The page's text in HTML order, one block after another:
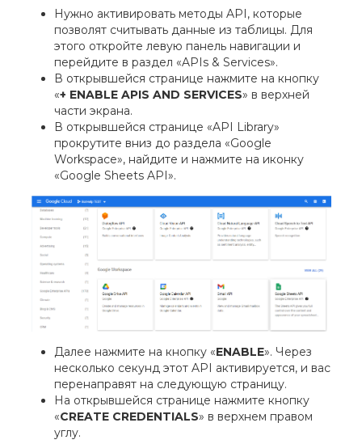
Нужно активировать методы API, которые
позволят считывать данные из таблицы. Для
этого откройте левую панель навигации и
перейдите в раздел «APIs & Services».
В открывшейся странице нажмите на кнопку
«+ ENABLE APIS AND SERVICES» в верхней
части экрана.
В открывшейся странице «API Library»
прокрутите вниз до раздела «Google
Workspace», найдите и нажмите на иконку
«Google Sheets API».
Далее нажмите на кнопку «ENABLE». Через
несколько секунд этот API активируется, и вас
перенаправят на следующую страницу.
На открывшейся странице нажмите кнопку
«CREATE CREDENTIALS» в верхнем правом
углу.